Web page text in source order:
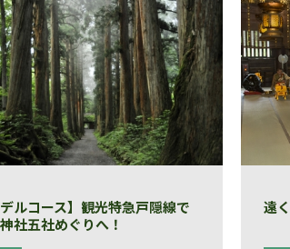
デルコース】観光特急戸隠線で
社五社めぐりへ！
遠